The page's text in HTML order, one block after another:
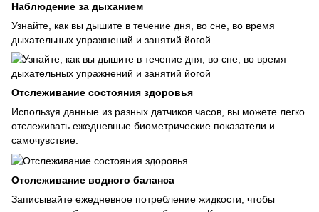
Наблюдение за дыханием
Узнайте, как вы дышите в течение дня, во сне, во время
дыхательных упражнений и занятий йогой.
Отслеживание состояния здоровья
Используя данные из разных датчиков часов, вы можете легко
отслеживать ежедневные биометрические показатели и
самочувствие.
Отслеживание водного баланса
Записывайте ежедневное потребление жидкости, чтобы